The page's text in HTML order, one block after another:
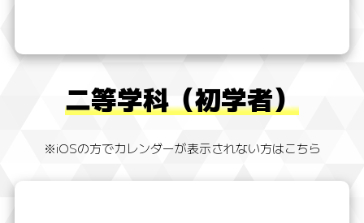
二等学科（初学者）
※iOSの方でカレンダーが表示されない方はこちら